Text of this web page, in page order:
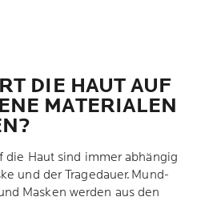
DIE HAUT AUF
MATERIALEN
die Haut sind immer abhängig
und der Tragedauer. Mund-
Masken werden aus den